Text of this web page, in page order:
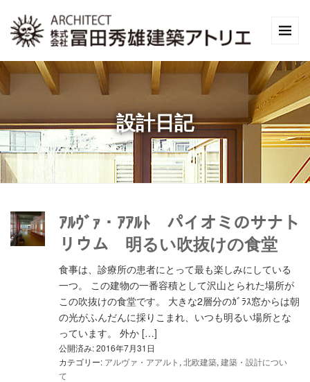
設計日記
ｱﾙｳﾞｧ・ｱｱﾙﾄ パイオミのサナト
リウム 明るい吹抜けの食堂
食事は、診療所の患者にとって最も楽しみにしている
一つ。 この建物の一番容積として沢山とられた場所が
この吹抜けの食堂です。 大きな2層分のｶﾞﾗｽ窓からは朝
の光がふんだんに採りこまれ、いつも明るい場所とな
っています。 外か […]
公開済み: 2016年7月31日
カテゴリー: アルヴァ・アアルト , 北欧建築, 建築・設計につい
て